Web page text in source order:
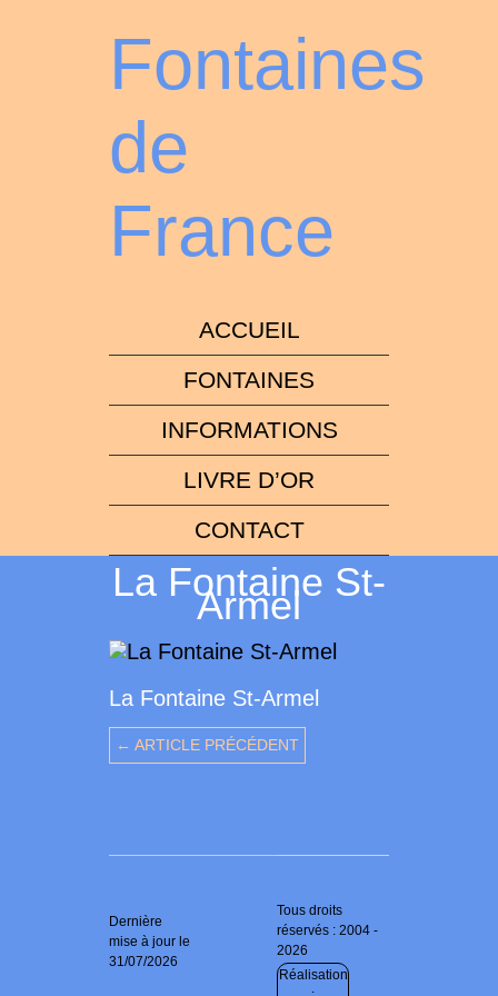
Fontaines
de
France
ACCUEIL
FONTAINES
INFORMATIONS
LIVRE D’OR
CONTACT
La Fontaine St-
Armel
La Fontaine St-Armel
← ARTICLE PRÉCÉDENT
Dernière
mise à jour le
31/07/2026
Tous droits
réservés : 2004 -
2026
Réalisation